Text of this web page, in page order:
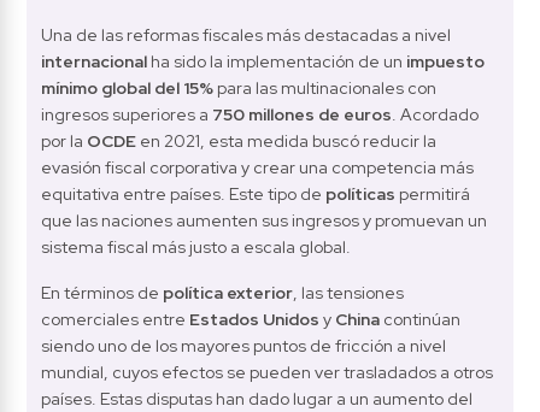
internacional ha sido la implementación de un impuesto
mínimo global del 15% para las multinacionales con
ingresos superiores a 750 millones de euros. Acordado
por la OCDE en 2021, esta medida buscó reducir la
evasión fiscal corporativa y crear una competencia más
equitativa entre países. Este tipo de políticas permitirá
que las naciones aumenten sus ingresos y promuevan un
sistema fiscal más justo a escala global.
En términos de política exterior, las tensiones
comerciales entre Estados Unidos y China continúan
siendo uno de los mayores puntos de fricción a nivel
mundial, cuyos efectos se pueden ver trasladados a otros